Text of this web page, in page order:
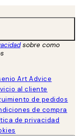
sobre como
Art Advice
al cliente
de pedidos
de compra
de privacidad